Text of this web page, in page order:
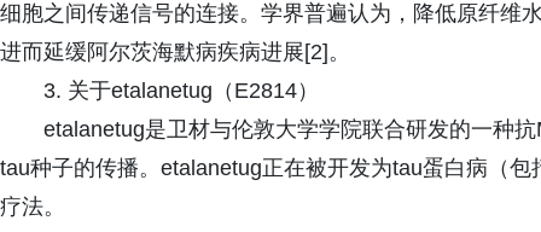
细胞之间传递信号的连接。学界普遍认为，降低原纤维
进而延缓阿尔茨海默病疾病进展[2]。
3. 关于etalanetug（E2814）
etalanetug是卫材与伦敦大学学院联合研发的一种
tau种子的传播。etalanetug正在被开发为tau蛋白病（
疗法。